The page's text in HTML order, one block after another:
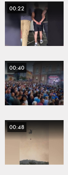
00:22
00:40
00:48